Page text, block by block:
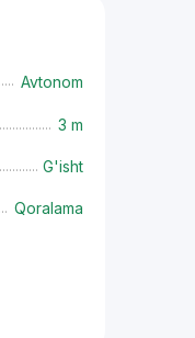
Avtonom
3 m
G'isht
Qoralama